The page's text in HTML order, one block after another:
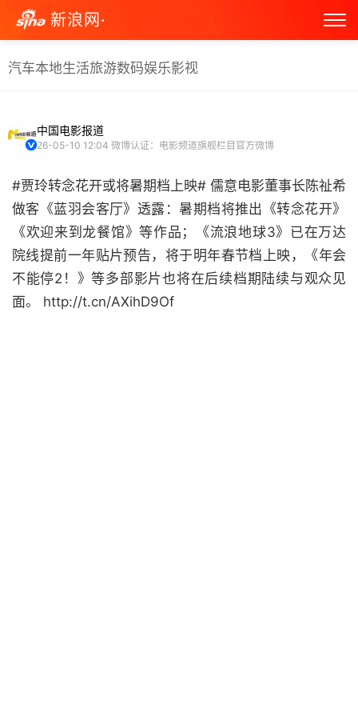
新浪网·
汽车本地生活旅游数码娱乐影视
中国电影报道
26-05-10 12:04 微博认证：电影频道旗舰栏目官方微博
#贾玲转念花开或将暑期档上映# 儒意电影董事长陈祉希
做客《蓝羽会客厅》透露：暑期档将推出《转念花开》
《欢迎来到龙餐馆》等作品；《流浪地球3》已在万达
院线提前一年贴片预告，将于明年春节档上映，《年会
不能停2！》等多部影片也将在后续档期陆续与观众见
面。 http://t.cn/AXihD9Of ​